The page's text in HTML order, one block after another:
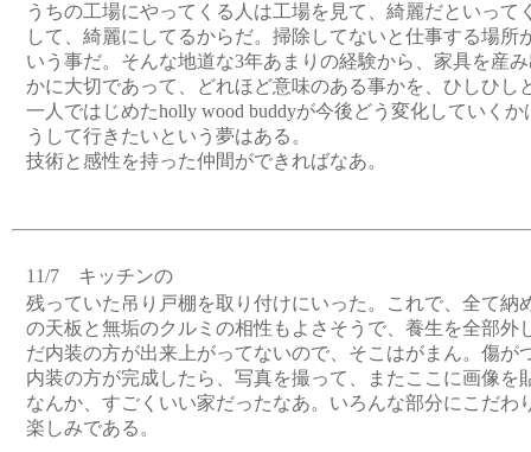
うちの工場にやってくる人は工場を見て、綺麗だといって
して、綺麗にしてるからだ。掃除してないと仕事する場所
いう事だ。そんな地道な3年あまりの経験から、家具を産
かに大切であって、どれほど意味のある事かを、ひしひし
一人ではじめたholly wood buddyが今後どう変化していく
うして行きたいという夢はある。
技術と感性を持った仲間ができればなあ。
11/7 キッチンの
残っていた吊り戸棚を取り付けにいった。これで、全て納
の天板と無垢のクルミの相性もよさそうで、養生を全部外
だ内装の方が出来上がってないので、そこはがまん。傷が
内装の方が完成したら、写真を撮って、またここに画像を
なんか、すごくいい家だったなあ。いろんな部分にこだわ
楽しみである。